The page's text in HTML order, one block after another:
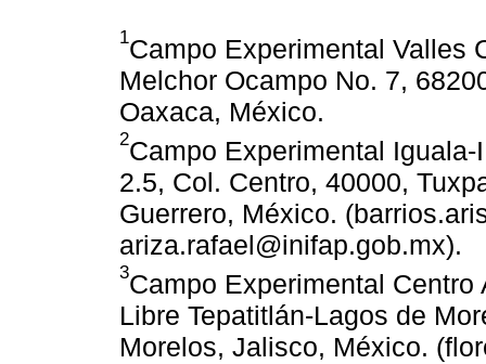
1Campo Experimental Valles
Melchor Ocampo No. 7,
Oaxaca, México.
2Campo Experimental
2.5, Col. Centro, 40000,
Guerrero, México.
ariza.rafael@inifap.gob.mx).
3Campo Experimental
Libre Tepatitlán-Lagos de
Morelos, Jalisco, México.